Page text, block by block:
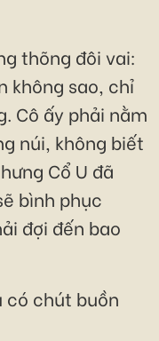
thõng đôi vai:
không sao, chỉ
Cô ấy phải nằm
núi, không biết
Cổ U đã
bình phục
đợi đến bao
có chút buồn